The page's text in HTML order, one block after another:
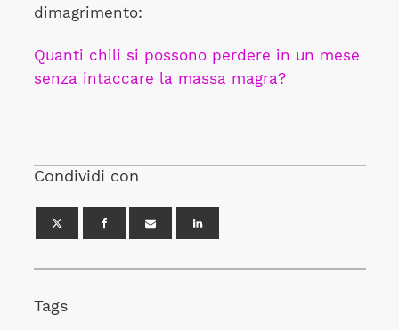
dimagrimento:
Quanti chili si possono perdere in un mese
senza intaccare la massa magra?
Condividi con
Tags